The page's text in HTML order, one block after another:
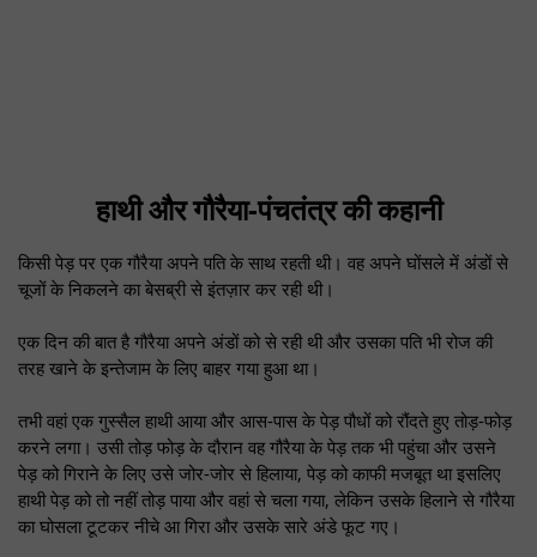
हाथी और गौरैया-पंचतंत्र की कहानी
किसी पेड़ पर एक गौरैया अपने पति के साथ रहती थी। वह अपने घोंसले में अंडों से
चूजों के निकलने का बेसब्री से इंतज़ार कर रही थी।
एक दिन की बात है गौरैया अपने अंडों को से रही थी और उसका पति भी रोज की
तरह खाने के इन्तेजाम के लिए बाहर गया हुआ था।
तभी वहां एक गुस्सैल हाथी आया और आस-पास के पेड़ पौधों को रौंदते हुए तोड़-फोड़
करने लगा। उसी तोड़ फोड़ के दौरान वह गौरैया के पेड़ तक भी पहुंचा और उसने
पेड़ को गिराने के लिए उसे जोर-जोर से हिलाया, पेड़ को काफी मजबूत था इसलिए
हाथी पेड़ को तो नहीं तोड़ पाया और वहां से चला गया, लेकिन उसके हिलाने से गौरैया
का घोसला टूटकर नीचे आ गिरा और उसके सारे अंडे फूट गए।